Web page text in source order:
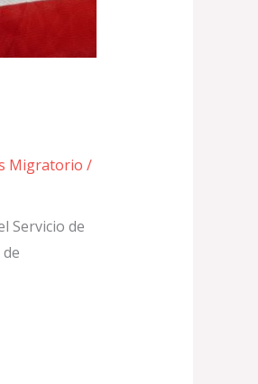
Migratorio /
Servicio de